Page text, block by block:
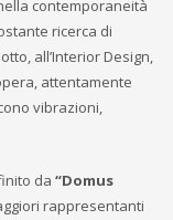
contemporaneità
ricerca di
all’Interior Design,
attentamente
vibrazioni,
da “Domus
rappresentanti